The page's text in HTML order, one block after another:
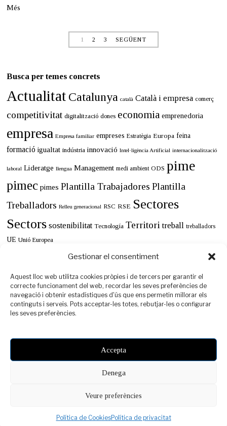
Gestionar el consentiment
Aquest lloc web utilitza cookies pròpies i de tercers per garantir el
correcte funcionament del web, recordar les seves preferències de
navegació i obtenir estadístiques d'ús que ens permetin millorar els
continguts i serveis. Pots acceptar-les totes, rebutjar-les o configurar
les seves preferències.
Accepta
Denega
Veure preferències
Política de CookiesPolítica de privacitat
e
0
Més
1 2 3 SEGÜENT
Busca per temes concrets
Actualitat Catalunya català Català i empresa comerç
competitivitat digitalització dones economia emprenedoria
empresa Empresa familiar empreses Estratègia Europa feina
formació igualtat indústria innovació Intel·ligència Artificial internacionalització
laboral Lideratge llengua Management medi ambient ODS pime
pimec pimes Plantilla Trabajadores Plantilla
Treballadors Relleu generacional RSC RSE Sectores
Sectors sostenibilitat Tecnología Territori treball treballadors
UE Unió Europea